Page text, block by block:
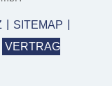
SITEMAP
VERTRAG